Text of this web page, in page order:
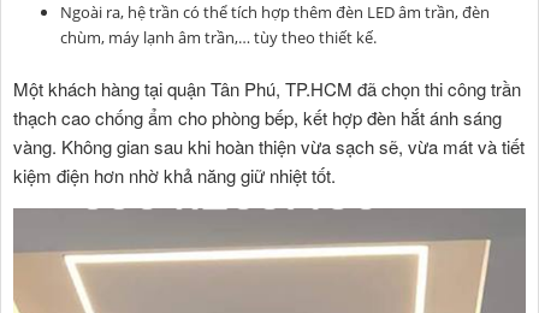
Ngoài ra, hệ trần có thể tích hợp thêm đèn LED âm trần, đèn
chùm, máy lạnh âm trần,… tùy theo thiết kế.
Một khách hàng tại quận Tân Phú, TP.HCM đã chọn thi công trần
thạch cao chống ẩm cho phòng bếp, kết hợp đèn hắt ánh sáng
vàng. Không gian sau khi hoàn thiện vừa sạch sẽ, vừa mát và tiết
kiệm điện hơn nhờ khả năng giữ nhiệt tốt.